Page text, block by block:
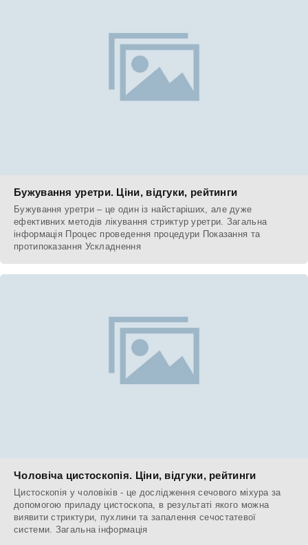
Бужування уретри. Ціни, відгуки, рейтинги
Бужування уретри – це один із найстаріших, але дуже
ефективних методів лікування стриктур уретри. Загальна
інформація Процес проведення процедури Показання та
протипоказання Ускладнення
Чоловіча цистоскопія. Ціни, відгуки, рейтинги
Цистоскопія у чоловіків - це дослідження сечового міхура за
допомогою приладу цистоскопа, в результаті якого можна
виявити стриктури, пухлини та запалення сечостатевої
системи. Загальна інформація